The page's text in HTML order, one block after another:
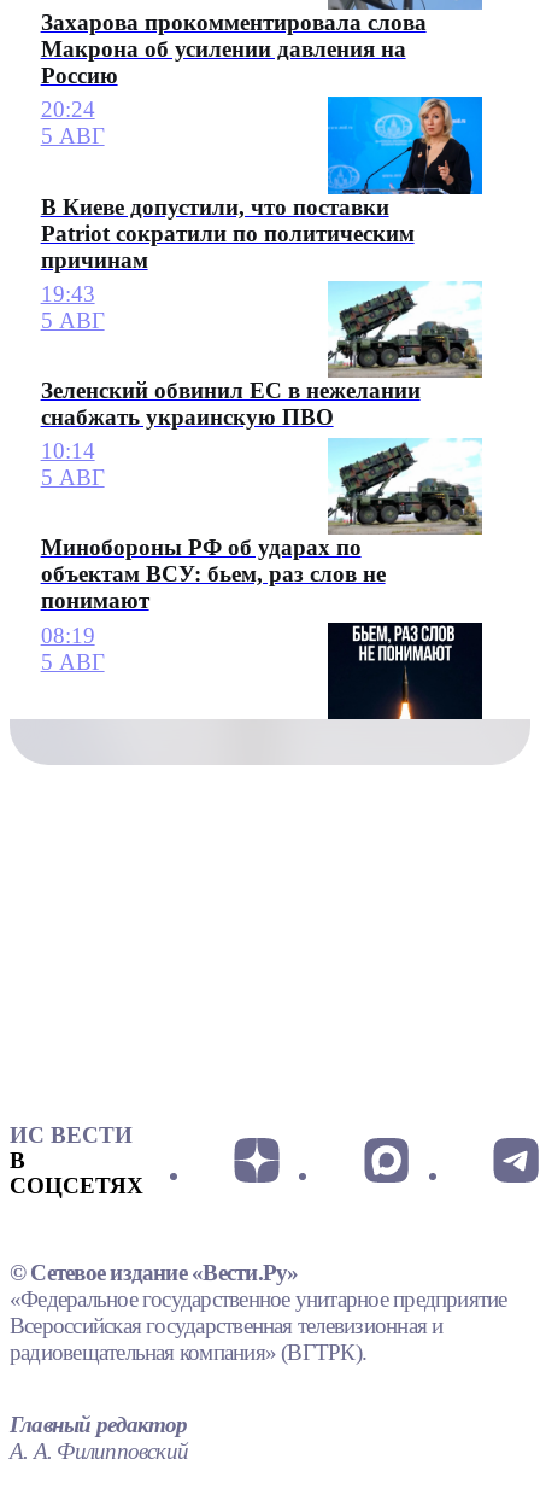
Захарова прокомментировала слова
Макрона об усилении давления на
Россию
20:24
5 АВГ
В Киеве допустили, что поставки
Patriot сократили по политическим
причинам
19:43
5 АВГ
Зеленский обвинил ЕС в нежелании
снабжать украинскую ПВО
10:14
5 АВГ
Минобороны РФ об ударах по
объектам ВСУ: бьем, раз слов не
понимают
08:19
5 АВГ
ИС ВЕСТИ
В
СОЦСЕТЯХ
© Сетевое издание «Вести.Ру»
«Федеральное государственное унитарное предприятие
Всероссийская государственная телевизионная и
радиовещательная компания» (ВГТРК).
Главный редактор
А. А. Филипповский